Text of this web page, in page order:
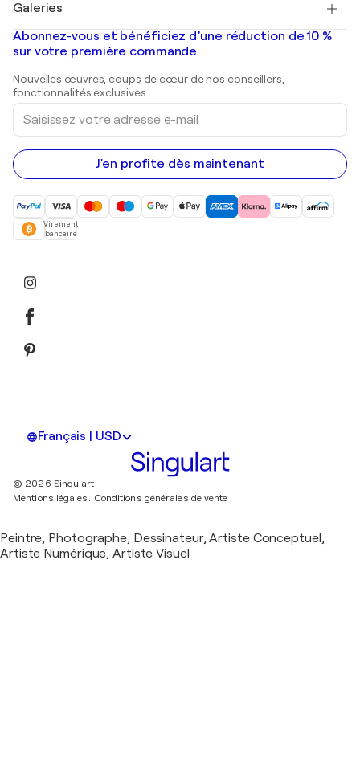
Banksy
Mr. Brainwash
Shepard Fairey
Tableaux abstraits à vendre
Peintures de paysage
Estampes
Peintures acryliques
Galeries
Galeries d'art en France
Galeries d'art en Belgique
Abonnez-vous et bénéficiez d’une réduction de 10 %
sur votre première commande
Nouvelles œuvres, coups de cœur de nos conseillers,
fonctionnalités exclusives.
Saisissez
votre
adresse
e-
mail
J'en profite dès maintenant
Virement
bancaire
Français | USD
© 2026 Singulart
Mentions légales. Conditions générales de vente
Peintre, Photographe, Dessinateur, Artiste Conceptuel,
Artiste Numérique, Artiste Visuel